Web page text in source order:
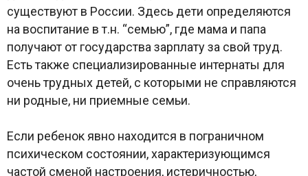
существуют в России. Здесь дети определяются
на воспитание в т.н. “семью”, где мама и папа
получают от государства зарплату за свой труд.
Есть также специализированные интернаты для
очень трудных детей, с которыми не справляются
ни родные, ни приемные семьи.
Если ребенок явно находится в пограничном
психическом состоянии, характеризующимся
частой сменой настроения, истеричностью,